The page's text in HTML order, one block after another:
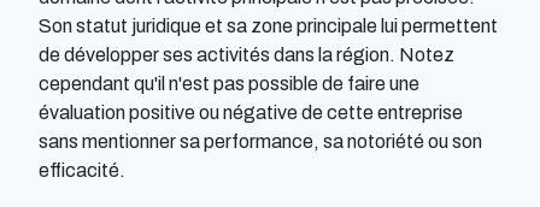
Son statut juridique et sa zone principale lui permettent
de développer ses activités dans la région. Notez
cependant qu'il n'est pas possible de faire une
évaluation positive ou négative de cette entreprise
sans mentionner sa performance, sa notoriété ou son
efficacité.